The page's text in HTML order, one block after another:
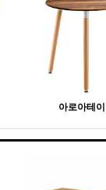
아로아테